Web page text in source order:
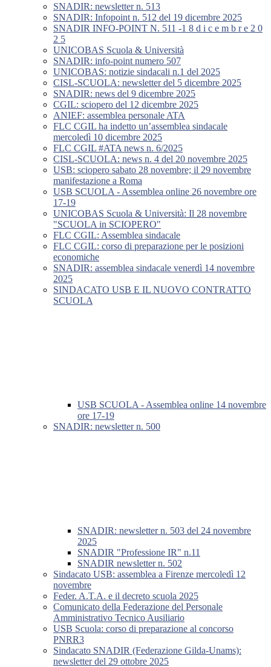
SNADIR: newsletter n. 513
SNADIR: Infopoint n. 512 del 19 dicembre 2025
SNADIR INFO-POINT N. 511 -1 8 d i c e m b r e 2 0
2 5
UNICOBAS Scuola & Università
SNADIR: info-point numero 507
UNICOBAS: notizie sindacali n.1 del 2025
CISL-SCUOLA: newsletter del 5 dicembre 2025
SNADIR: news del 9 dicembre 2025
CGIL: sciopero del 12 dicembre 2025
ANIEF: assemblea personale ATA
FLC CGIL ha indetto un’assemblea sindacale
mercoledì 10 dicembre 2025
FLC CGIL #ATA news n. 6/2025
CISL-SCUOLA: news n. 4 del 20 novembre 2025
USB: sciopero sabato 28 novembre; il 29 novembre
manifestazione a Roma
USB SCUOLA - Assemblea online 26 novembre ore
17-19
UNICOBAS Scuola & Università: Il 28 novembre
"SCUOLA in SCIOPERO"
FLC CGIL: Assemblea sindacale
FLC CGIL: corso di preparazione per le posizioni
economiche
SNADIR: assemblea sindacale venerdì 14 novembre
2025
SINDACATO USB E IL NUOVO CONTRATTO
SCUOLA
USB SCUOLA - Assemblea online 14 novembre
ore 17-19
SNADIR: newsletter n. 500
SNADIR: newsletter n. 503 del 24 novembre
2025
SNADIR "Professione IR" n.11
SNADIR newsletter n. 502
Sindacato USB: assemblea a Firenze mercoledì 12
novembre
Feder. A.T.A. e il decreto scuola 2025
Comunicato della Federazione del Personale
Amministrativo Tecnico Ausiliario
USB Scuola: corso di preparazione al concorso
PNRR3
Sindacato SNADIR (Federazione Gilda-Unams):
newsletter del 29 ottobre 2025